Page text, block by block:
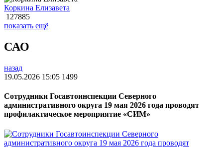
Коркина Елизавета
127885
показать ещё
САО
назад
19.05.2026 15:05 1499
Сотрудники Госавтоинспекции Северного
административного округа 19 мая 2026 года проводят
профилактическое мероприятие «СИМ»